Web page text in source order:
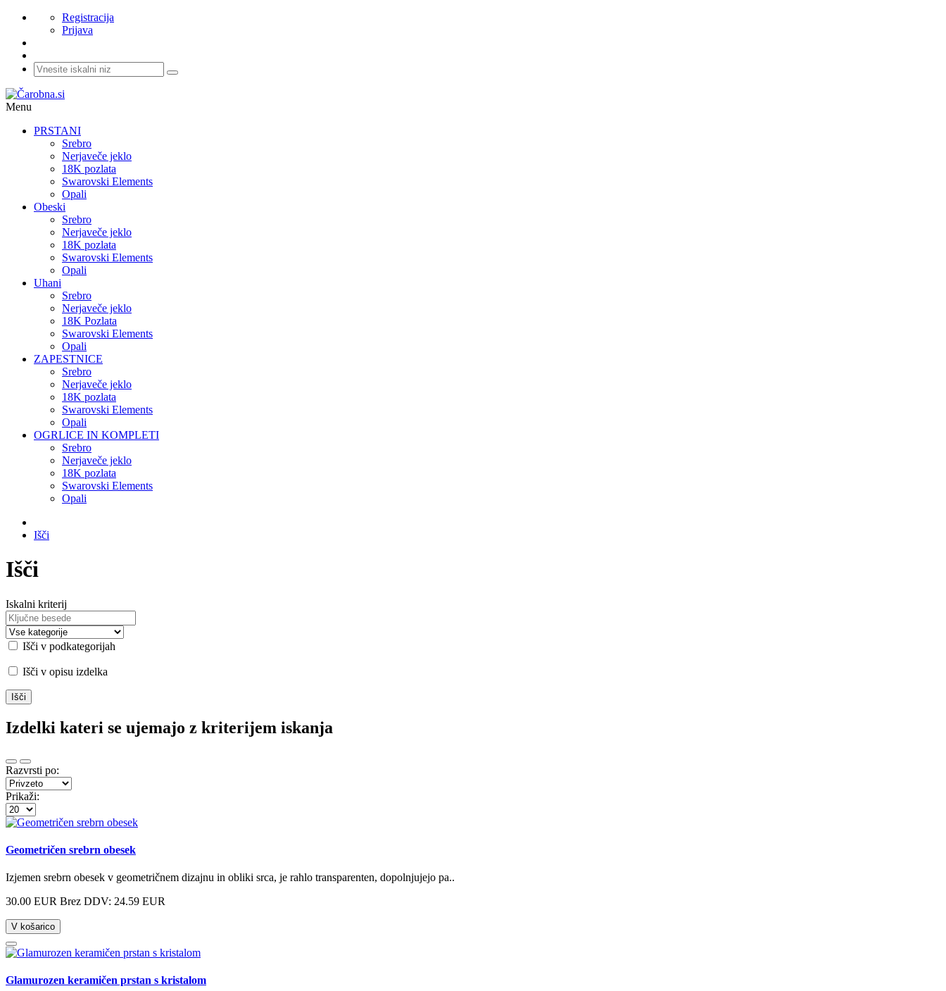
Registracija
Prijava
Menu
PRSTANI
Srebro
Nerjaveče jeklo
18K pozlata
Swarovski Elements
Opali
Obeski
Srebro
Nerjaveče jeklo
18K pozlata
Swarovski Elements
Opali
Uhani
Srebro
Nerjaveče jeklo
18K Pozlata
Swarovski Elements
Opali
ZAPESTNICE
Srebro
Nerjaveče jeklo
18K pozlata
Swarovski Elements
Opali
OGRLICE IN KOMPLETI
Srebro
Nerjaveče jeklo
18K pozlata
Swarovski Elements
Opali
Išči
Išči
Iskalni kriterij
Išči v podkategorijah
Išči v opisu izdelka
Izdelki kateri se ujemajo z kriterijem iskanja
Razvrsti po:
Prikaži:
Geometričen srebrn obesek
Izjemen srebrn obesek v geometričnem dizajnu in obliki srca, je rahlo transparenten, dopolnjujejo pa..
30.00 EUR Brez DDV: 24.59 EUR
V košarico
Glamurozen keramičen prstan s kristalom